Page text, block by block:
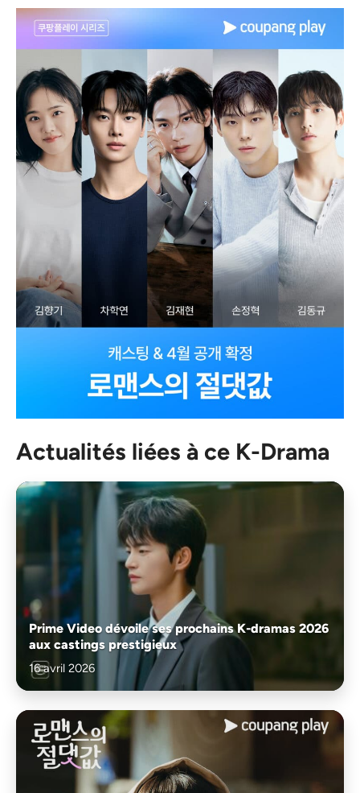
Actualités liées à ce K-Drama
Prime Video dévoile ses prochains K-dramas 2026
aux castings prestigieux
16 avril 2026